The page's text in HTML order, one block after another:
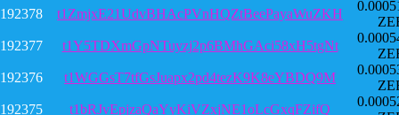
192378
t1ZmjxE21UdvBHAcPVnHQZtBeePayaWuZKH
192377
t1Y5TDXmGpNTuyzj2p6BMhGAci58xH5tgNt
192376
t1WGGsT7tfGsJuapx2pd4tezK9K8eYBDQ9M
192375
t1bRJvEpjzaQaYyKiVZxjNE1oLcGxqFZifQ